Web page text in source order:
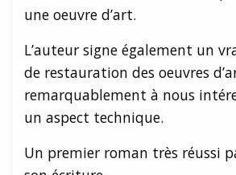
une oeuvre d’art.
L’auteur signe également un
de restauration des oeuvres
remarquablement à nous
un aspect technique.
Un premier roman très réussi